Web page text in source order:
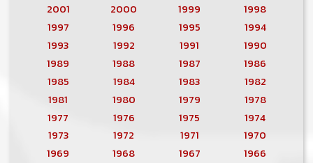
2001
2000 1999
1998
1997
1996 1995
1994
1993
1992 1991
1990
1989
1988 1987
1986
1985
1984 1983
1982
1981
1980 1979
1978
1977
1976 1975
1974
1973
1972 1971
1970
1969
1968 1967
1966